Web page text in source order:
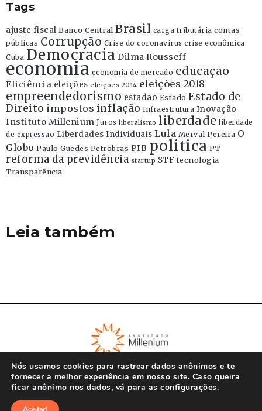
Tags
ajuste fiscal Banco Central Brasil carga tributária contas
públicas Corrupção Crise do coronavírus crise econômica
Cuba Democracia Dilma Rousseff
economia economia de mercado educação
Eficiência eleições eleições 2014 eleições 2018
empreendedorismo estadao Estado Estado de
Direito impostos inflação Infraestrutura Inovação
Instituto Millenium Juros liberalismo liberdade liberdade
de expressão Liberdades Individuais Lula Merval Pereira O
Globo Paulo Guedes Petrobras PIB politica PT
reforma da previdência startup STF tecnologia
Transparência
Leia também
Nós usamos cookies para rastrear dados anônimos e te
fornecer a melhor experiência em nosso site. Caso queira
ficar anônimo nos dados, vá para as configurações.